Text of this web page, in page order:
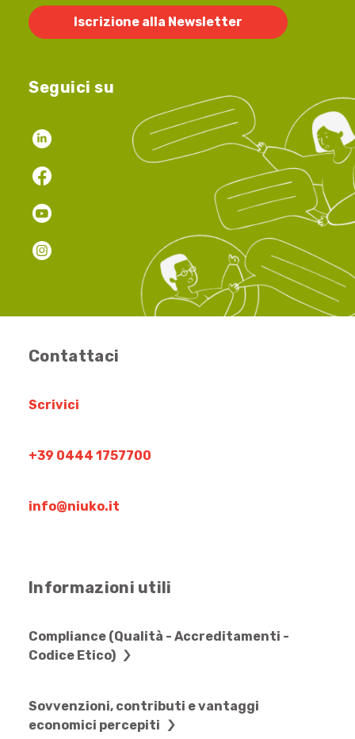
Iscrizione alla Newsletter
Seguici su
Contattaci
Scrivici
+39 0444 1757700
info@niuko.it
Informazioni utili
Compliance (Qualità - Accreditamenti -
Codice Etico)
Sovvenzioni, contributi e vantaggi
economici percepiti